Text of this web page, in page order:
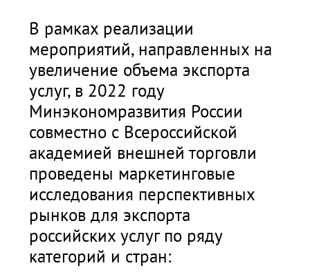
В рамках реализации
мероприятий, направленных на
увеличение объема экспорта
услуг, в 2022 году
Минэкономразвития России
совместно с Всероссийской
академией внешней торговли
проведены маркетинговые
исследования перспективных
рынков для экспорта
российских услуг по ряду
категорий и стран: